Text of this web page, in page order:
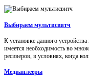
Выбираем мультисвитч
К установке данного
имеется необходимость во
ресиверов, в условиях, когда
Медиаплееры